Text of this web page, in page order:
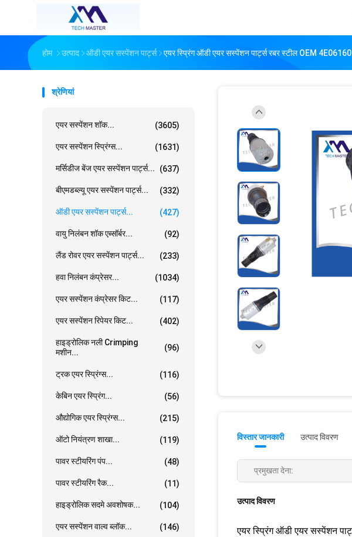
होम उत्पाद ऑडी एयर सस्पेंशन पार्ट्स एयर स्प्रिंग ऑडी एयर सस्पेंशन पार्ट्स रबर स्टील OEM
श्रेणियां
एयर सस्पेंशन शॉक... (3605)
एयर सस्पेंशन स्प्रिंग्स... (1631)
मर्सिडीज बेंज एयर सस्पेंशन पार्ट्स... (637)
बीएमडब्ल्यू एयर सस्पेंशन पार्ट्स... (332)
ऑडी एयर सस्पेंशन पार्ट्स... (427)
वायु निलंबन शॉक एब्सॉर्बर... (92)
लैंड रोवर एयर सस्पेंशन पार्ट्स... (233)
हवा निलंबन कंप्रेसर... (1034)
एयर सस्पेंशन कंप्रेसर किट... (117)
एयर सस्पेंशन रिपेयर किट... (402)
हाइड्रोलिक नली Crimping
मशीन...
(96)
ट्रक एयर स्प्रिंग्स... (116)
केबिन एयर स्प्रिंग... (56)
औद्योगिक एयर स्प्रिंग्स... (215)
ऑटो नियंत्रण शाखा... (119)
पावर स्टीयरिंग पंप... (48)
पावर स्टीयरिंग रैक... (11)
हाइड्रोलिक सदमे अवशोषक... (104)
एयर सस्पेंशन वाल्व ब्लॉक... (146)
विस्तार जानकारी उत्पाद विवरण
प्रमुखता देना:
उत्पाद विवरण
एयर स्प्रिंग ऑडी एयर सस्पेंशन